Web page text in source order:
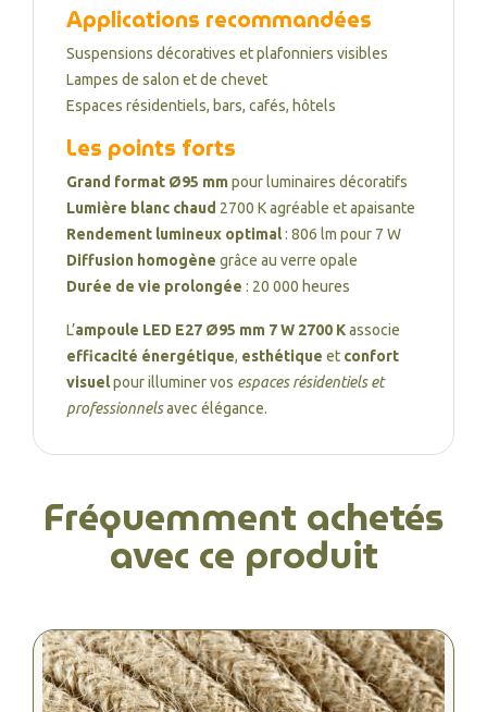
Applications recommandées
Suspensions décoratives et plafonniers visibles
Lampes de salon et de chevet
Espaces résidentiels, bars, cafés, hôtels
Les points forts
Grand format Ø95 mmpour luminaires décoratifs
Lumière blanc chaud 2700 K agréable et apaisante
Rendement lumineux optimal: 806 lm pour 7 W
Diffusion homogène grâce au verre opale
Durée de vie prolongée : 20 000 heures
L’ampoule LED E27 Ø95 mm 7 W 2700 Kassocie
efficacité énergétique, esthétique et confort
visuelpour illuminer vos espaces résidentiels et
professionnelsavec élégance.
Fréquemment achetés
avec ce produit